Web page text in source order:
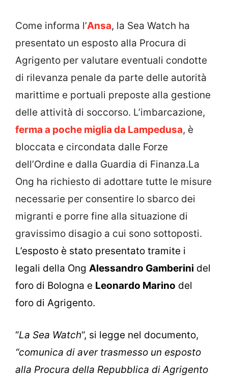
Come informa l’Ansa, la Sea Watch ha
presentato un esposto alla Procura di
Agrigento per valutare eventuali condotte
di rilevanza penale da parte delle autorità
marittime e portuali preposte alla gestione
delle attività di soccorso. L’imbarcazione,
ferma a poche miglia da Lampedusa, è
bloccata e circondata dalle Forze
dell’Ordine e dalla Guardia di Finanza.La
Ong ha richiesto di adottare tutte le misure
necessarie per consentire lo sbarco dei
migranti e porre fine alla situazione di
gravissimo disagio a cui sono sottoposti.
L’esposto è stato presentato tramite i
legali della Ong Alessandro Gamberini del
foro di Bologna e Leonardo Marino del
foro di Agrigento.
“La Sea Watch“, si legge nel documento,
“comunica di aver trasmesso un esposto
alla Procura della Repubblica di Agrigento